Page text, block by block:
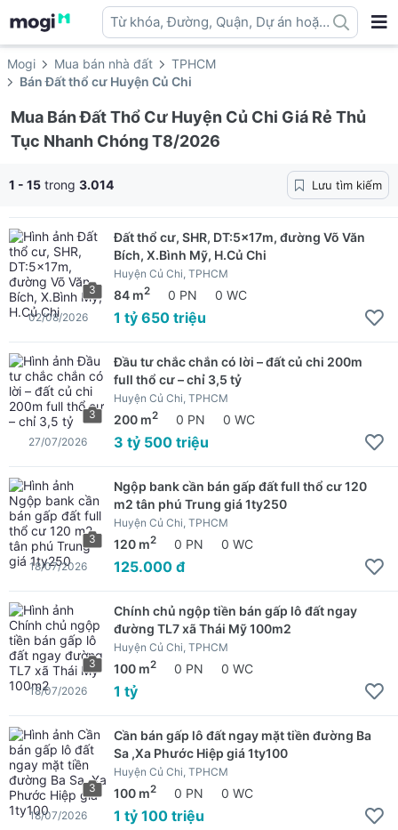
Từ khóa, Đường, Quận, Dự án hoặc
địa danh ...
Mogi Mua bán nhà đất
TPHCM
Bán Đất thổ cư Huyện Củ Chi
Mua Bán Đất Thổ Cư Huyện Củ Chi Giá Rẻ Thủ
Tục Nhanh Chóng T8/2026
1 - 15 trong 3.014 Lưu tìm kiếm
3
Đất thổ cư, SHR, DT:5x17m, đường Võ Văn
Bích, X.Bình Mỹ, H.Củ Chi
Huyện Củ Chi, TPHCM
84 m2 0 PN 0 WC
1 tỷ 650 triệu
02/08/2026
3
Đầu tư chắc chắn có lời – đất củ chi 200m
full thổ cư – chỉ 3,5 tỷ
Huyện Củ Chi, TPHCM
200 m2 0 PN 0 WC
3 tỷ 500 triệu
27/07/2026
3
Ngộp bank cần bán gấp đất full thổ cư 120
m2 tân phú Trung giá 1ty250
Huyện Củ Chi, TPHCM
120 m2 0 PN 0 WC
125.000 đ
18/07/2026
3
Chính chủ ngộp tiền bán gấp lô đất ngay
đường TL7 xã Thái Mỹ 100m2
Huyện Củ Chi, TPHCM
100 m2 0 PN 0 WC
1 tỷ
18/07/2026
3
Cần bán gấp lô đất ngay mặt tiền đường Ba
Sa ,Xa Phước Hiệp giá 1ty100
Huyện Củ Chi, TPHCM
100 m2 0 PN 0 WC
1 tỷ 100 triệu
18/07/2026